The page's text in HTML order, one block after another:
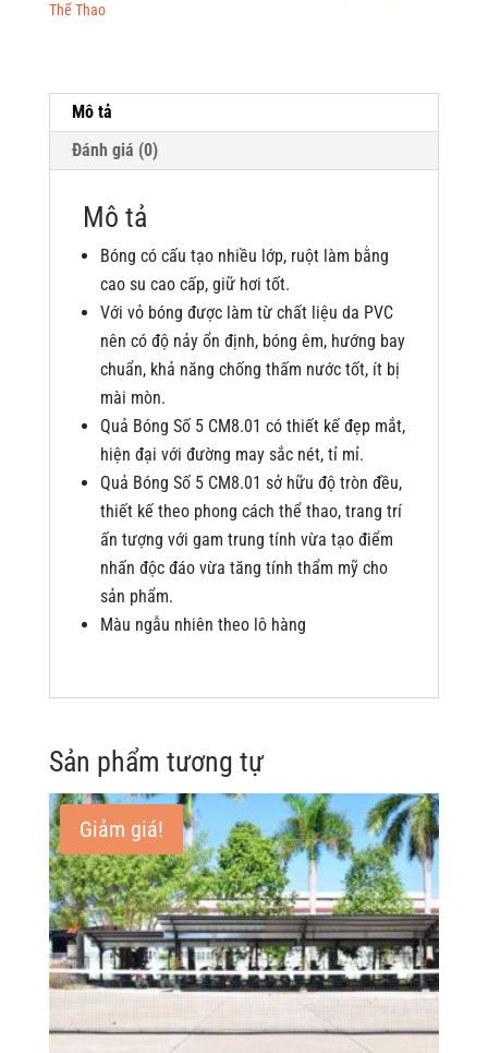
số
Thể Thao
Mô tả
Đánh giá (0)
Mô tả
Bóng có cấu tạo nhiều lớp, ruột làm bằng
cao su cao cấp, giữ hơi tốt.
Với vỏ bóng được làm từ chất liệu da PVC
nên có độ nảy ổn định, bóng êm, hướng bay
chuẩn, khả năng chống thấm nước tốt, ít bị
mài mòn.
Quả Bóng Số 5 CM8.01 có thiết kế đẹp mắt,
hiện đại với đường may sắc nét, tỉ mỉ.
Quả Bóng Số 5 CM8.01 sở hữu độ tròn đều,
thiết kế theo phong cách thể thao, trang trí
ấn tượng với gam trung tính vừa tạo điểm
nhấn độc đáo vừa tăng tính thẩm mỹ cho
sản phẩm.
Màu ngẫu nhiên theo lô hàng
Sản phẩm tương tự
Giảm giá!